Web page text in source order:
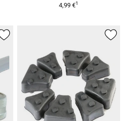
4,99 €1